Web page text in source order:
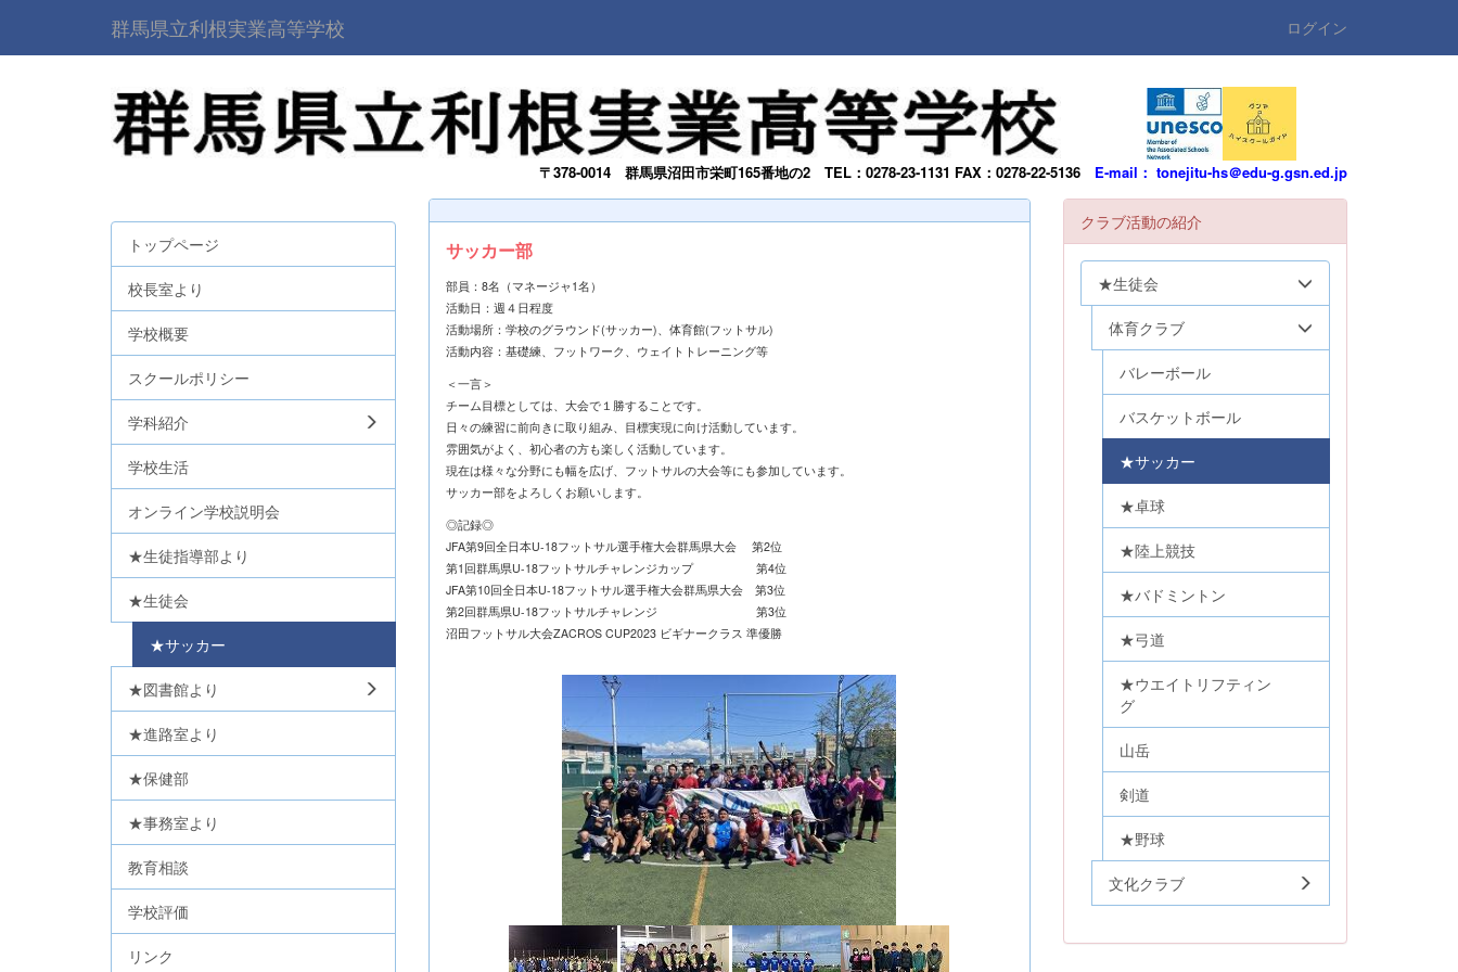
群馬県立利根実業高等学校 ログイン
〒378-0014 群馬県沼田市栄町165番地の2 TEL：0278-23-1131 FAX：0278-22-5136 E-mail： tonejitu-hs＠edu-g.gsn.ed.jp
サッカー部
部員：8名（マネージャ1名）
活動日：週４日程度
活動場所：学校のグラウンド(サッカー)、体育館(フットサル)
活動内容：基礎練、フットワーク、ウェイトトレーニング等
＜一言＞
チーム目標としては、大会で１勝することです。
日々の練習に前向きに取り組み、目標実現に向け活動しています。
雰囲気がよく、初心者の方も楽しく活動しています。
現在は様々な分野にも幅を広げ、フットサルの大会等にも参加しています。
サッカー部をよろしくお願いします。
◎記録◎
JFA第9回全日本U-18フットサル選手権大会群馬県大会 第2位
第1回群馬県U-18フットサルチャレンジカップ 第4位
JFA第10回全日本U-18フットサル選手権大会群馬県大会 第3位
第2回群馬県U-18フットサルチャレンジ 第3位
沼田フットサル大会ZACROS CUP2023 ビギナークラス 準優勝
トップページ
校長室より
学校概要
スクールポリシー
学科紹介
学校生活
オンライン学校説明会
★生徒指導部より
★生徒会
★サッカー
★図書館より
★進路室より
★保健部
★事務室より
教育相談
学校評価
リンク
クラブ活動の紹介
★生徒会
体育クラブ
バレーボール
バスケットボール
★サッカー
★卓球
★陸上競技
★バドミントン
★弓道
★ウエイトリフティン
グ
山岳
剣道
★野球
文化クラブ